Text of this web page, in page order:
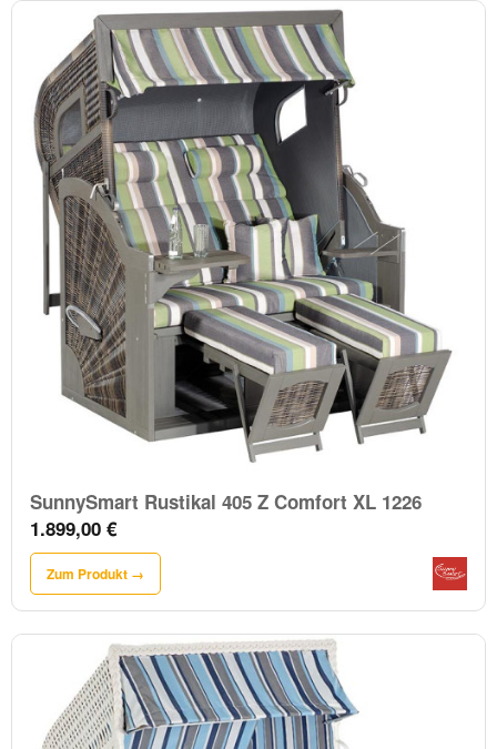
SunnySmart Rustikal 405 Z Comfort XL 1226
1.899,00 €
Zum Produkt →